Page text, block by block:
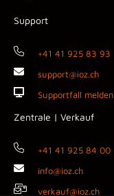
Support
+41 41 925 83 93
support@ioz.ch
Supportfall melden
Zentrale | Verkauf
+41 41 925 84 00
info@ioz.ch
verkauf@ioz.ch